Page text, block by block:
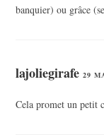
banquier) ou grâce
lajoliegirafe 29
Cela promet un petit